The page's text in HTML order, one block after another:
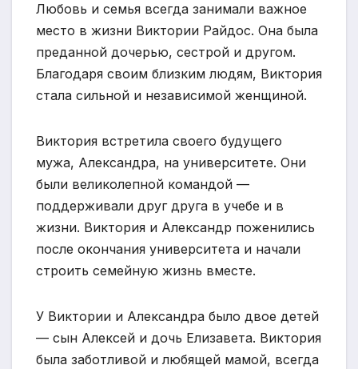
Любовь и семья всегда занимали важное
место в жизни Виктории Райдос. Она была
преданной дочерью, сестрой и другом.
Благодаря своим близким людям, Виктория
стала сильной и независимой женщиной.
Виктория встретила своего будущего
мужа, Александра, на университете. Они
были великолепной командой —
поддерживали друг друга в учебе и в
жизни. Виктория и Александр поженились
после окончания университета и начали
строить семейную жизнь вместе.
У Виктории и Александра было двое детей
— сын Алексей и дочь Елизавета. Виктория
была заботливой и любящей мамой, всегда